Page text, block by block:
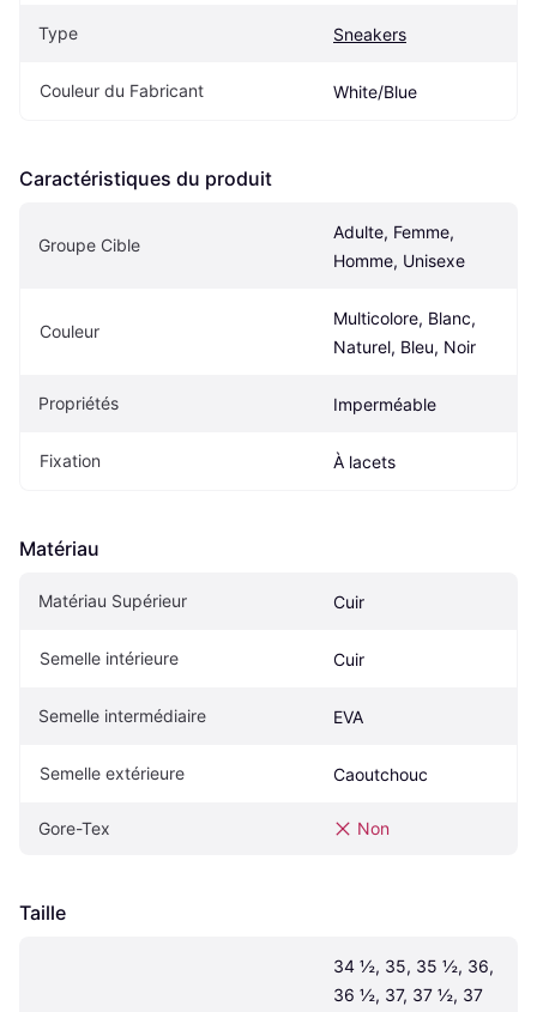
Type Sneakers
Couleur du Fabricant White/Blue
Caractéristiques du produit
Groupe Cible
Adulte, Femme,
Homme, Unisexe
Couleur
Multicolore, Blanc,
Naturel, Bleu, Noir
Propriétés Imperméable
Fixation À lacets
Matériau
Matériau Supérieur Cuir
Semelle intérieure Cuir
Semelle intermédiaire EVA
Semelle extérieure Caoutchouc
Gore-Tex Non
Taille
34 ½, 35, 35 ½, 36,
36 ½, 37, 37 ½, 37